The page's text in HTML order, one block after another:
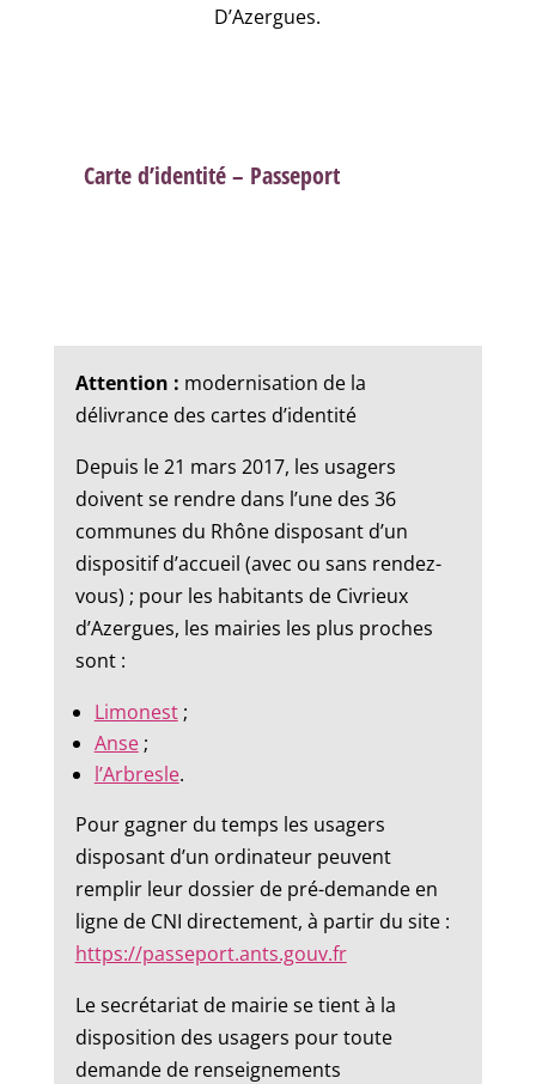
D’Azergues.
Carte d’identité – Passeport
Attention : modernisation de la
délivrance des cartes d’identité
Depuis le 21 mars 2017, les usagers
doivent se rendre dans l’une des 36
communes du Rhône disposant d’un
dispositif d’accueil (avec ou sans rendez-
vous) ; pour les habitants de Civrieux
d’Azergues, les mairies les plus proches
sont :
Limonest;
Anse;
l’Arbresle.
Pour gagner du temps les usagers
disposant d’un ordinateur peuvent
remplir leur dossier de pré-demande en
ligne de CNI directement, à partir du site :
https://passeport.ants.gouv.fr
Le secrétariat de mairie se tient à la
disposition des usagers pour toute
demande de renseignements